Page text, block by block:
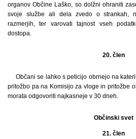
organov Občine Laško, so dolžni ohraniti
svoje službe ali dela zvedo o strankah,
razmerjih, ter varovati tajnost vseh
dostopa.
20. člen
Občani se lahko s peticijo obrnejo na
pritožbo pa na Komisijo za vloge in pritožbe
morata odgovoriti najkasneje v 30 dneh.
Občinski svet
21. člen